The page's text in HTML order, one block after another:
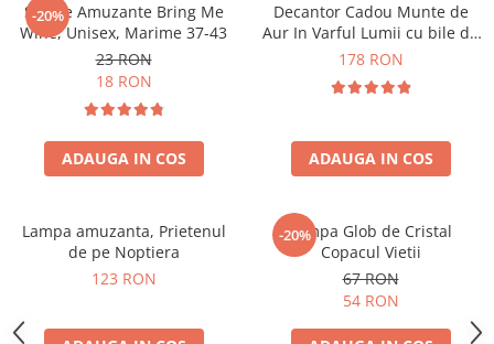
-20%
Sosete Amuzante Bring Me
Wine, Unisex, Marime 37-43
23 RON
18 RON
ADAUGA IN COS
Decantor Cadou Munte de
Aur In Varful Lumii cu bile de
curatare
178 RON
ADAUGA IN COS
Lampa amuzanta, Prietenul
de pe Noptiera
123 RON
-20%
Lampa Glob de Cristal
Copacul Vietii
67 RON
54 RON